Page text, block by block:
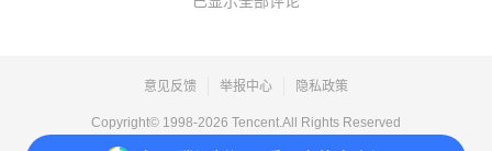
意见反馈 举报中心 隐私政策
Copyright© 1998-2026 Tencent.All Rights Reserved